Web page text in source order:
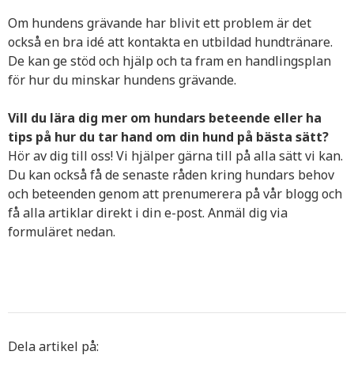
Om hundens grävande har blivit ett problem är det
också en bra idé att kontakta en utbildad hundtränare.
De kan ge stöd och hjälp och ta fram en handlingsplan
för hur du minskar hundens grävande.
Vill du lära dig mer om hundars beteende eller ha
tips på hur du tar hand om din hund på bästa sätt?
Hör av dig till oss! Vi hjälper gärna till på alla sätt vi kan.
Du kan också få de senaste råden kring hundars behov
och beteenden genom att prenumerera på vår blogg och
få alla artiklar direkt i din e-post. Anmäl dig via
formuläret nedan.
Dela artikel på: